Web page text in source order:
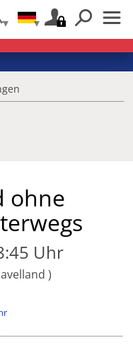
ohne
Uhr